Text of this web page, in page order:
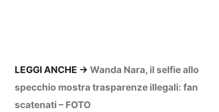
LEGGI ANCHE -> Wanda Nara, il selfie allo
specchio mostra trasparenze illegali: fan
scatenati – FOTO